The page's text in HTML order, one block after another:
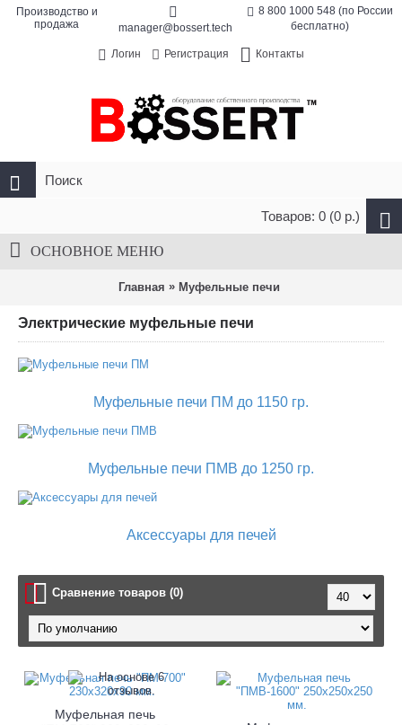
Производство и
продажа
manager@bossert.tech
8 800 1000 548 (по России
бесплатно)
Логин Регистрация Контакты
Товаров: 0 (0 р.)
ОСНОВНОЕ МЕНЮ
Главная » Муфельные печи
Электрические муфельные печи
Муфельные печи ПМ до 1150 гр.
Муфельные печи ПМВ до 1250 гр.
Аксессуары для печей
Сравнение товаров (0)
Муфельная печь